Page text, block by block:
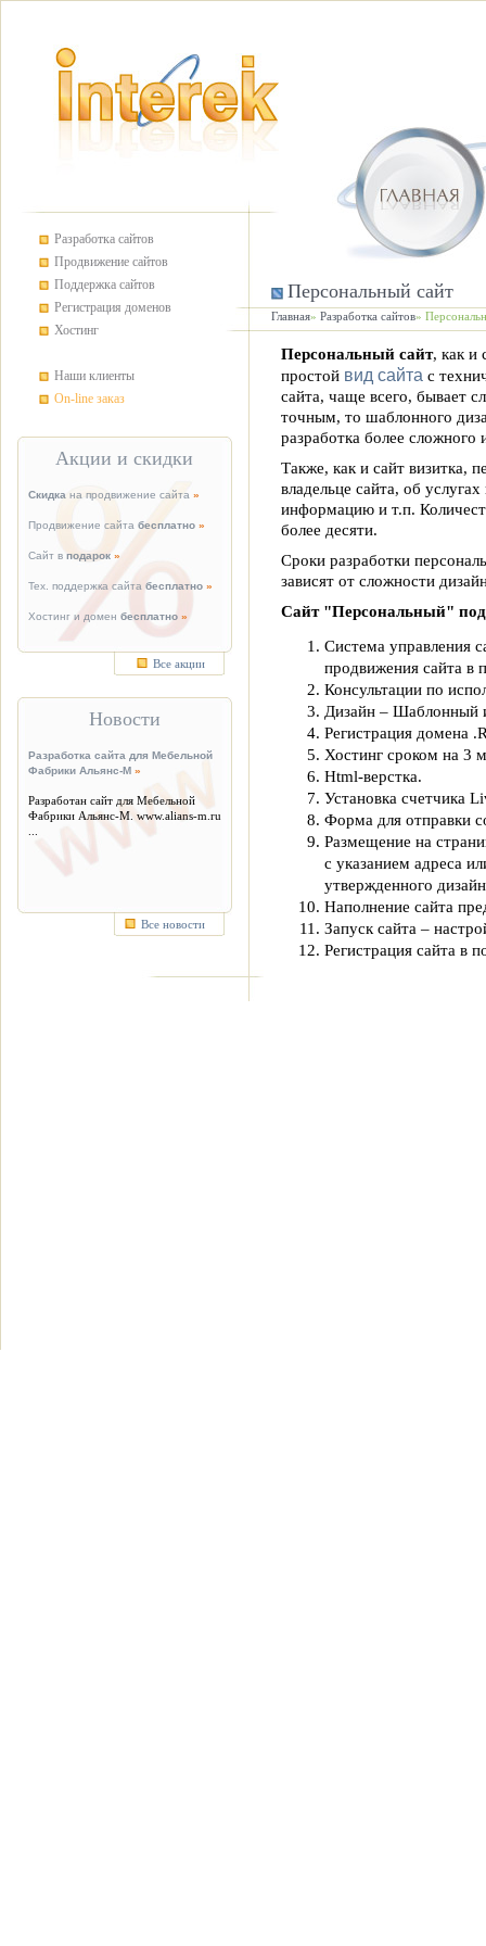
Разработка сайтов
Продвижение сайтов
Поддержка сайтов
Регистрация доменов
Хостинг
Наши клиенты
On-line заказ
Персональный сайт
Главная» Разработка сайтов»
Персональный сайт, как и
простой вид сайта с
сайта, чаще всего, бывает
точным, то шаблонного
разработка более сложного
Также, как и сайт визитка,
владельце сайта, об
информацию и т.п.
более десяти.
Сроки разработки
зависят от сложности
Сайт "Персональный"
Система управления
продвижения сайта в
Консультации по
Дизайн – Шаблонный
Регистрация домена
Хостинг сроком на 3
Html-верстка.
Установка счетчика
Форма для отправки
Размещение на
с указанием адреса
утвержденного
Наполнение сайта
Запуск сайта –
Регистрация сайта в
Акции и скидки
Скидка на продвижение сайта »
Продвижение сайта бесплатно »
Сайт в подарок »
Тех. поддержка сайта бесплатно »
Хостинг и домен бесплатно »
Все акции
Новости
Разработка сайта для Мебельной
Фабрики Альянс-М »
Разработан сайт для Мебельной
Фабрики Альянс-М. www.alians-m.ru
Все новости